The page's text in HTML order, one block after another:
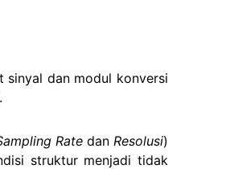
sinyal dan modul konversi
Rate dan Resolusi)
struktur menjadi tidak